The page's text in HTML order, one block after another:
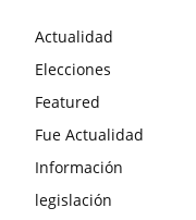
Actualidad
Elecciones
Featured
Fue Actualidad
Información
legislación